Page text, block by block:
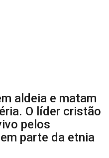
aldeia e matam
O líder cristão
pelos
parte da etnia